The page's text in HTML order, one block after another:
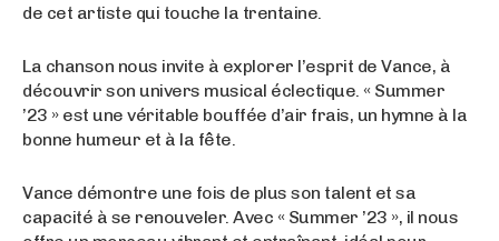
de cet artiste qui touche la trentaine.
La chanson nous invite à explorer l’esprit de Vance, à
découvrir son univers musical éclectique. « Summer
’23 » est une véritable bouffée d’air frais, un hymne à la
bonne humeur et à la fête.
Vance démontre une fois de plus son talent et sa
capacité à se renouveler. Avec « Summer ’23 », il nous